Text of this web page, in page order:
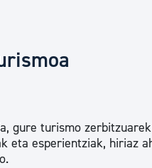
gure turismo
eta esperientziak, hiriaz